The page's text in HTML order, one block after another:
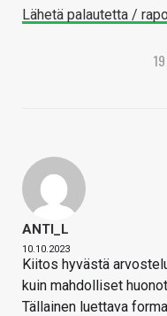
Lähetä palautetta /
ANTI_L
10.10.2023
Kiitos hyvästä
kuin mahdolliset
Tällainen luettava